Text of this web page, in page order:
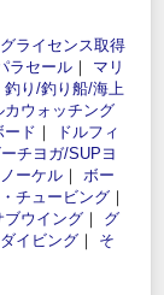
ライセンス取得
ラセール ｜ マリ
釣り/釣り船/海上
カウォッチング
ード ｜
ドルフィ
ーチヨガ/SUPヨ
ーケル ｜ ボー
チュービング ｜
ブウイング ｜ グ
イビング ｜ そ